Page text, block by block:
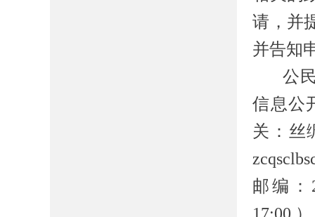
请，并
并告知
公
信息公
关：丝
邮编：